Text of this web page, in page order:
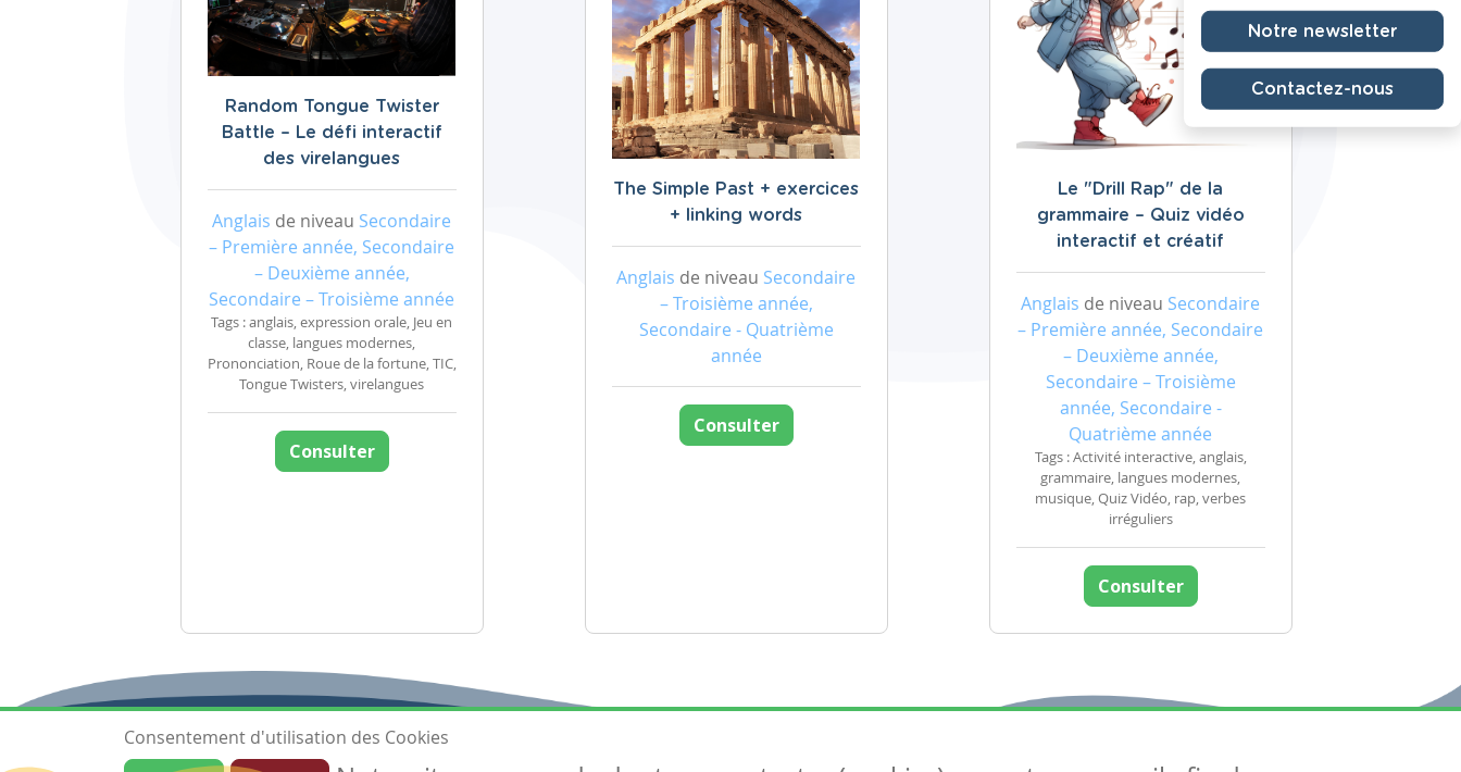
Random Tongue Twister
Battle – Le défi interactif
des virelangues
Anglais de niveau Secondaire
– Première année, Secondaire
– Deuxième année,
Secondaire – Troisième année
Tags : anglais, expression orale, Jeu en
classe, langues modernes,
Prononciation, Roue de la fortune, TIC,
Tongue Twisters, virelangues
Consulter
The Simple Past + exercices
+ linking words
Anglais de niveau Secondaire
– Troisième année,
Secondaire - Quatrième
année
Consulter
Le "Drill Rap" de la
grammaire – Quiz vidéo
interactif et créatif
Anglais de niveau Secondaire
– Première année, Secondaire
– Deuxième année,
Secondaire – Troisième
année, Secondaire -
Quatrième année
Tags : Activité interactive, anglais,
grammaire, langues modernes,
musique, Quiz Vidéo, rap, verbes
irréguliers
Consulter
Notre newsletter
Contactez-nous
Consentement d'utilisation des Cookies